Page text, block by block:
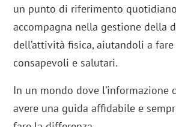
un punto di riferimento
accompagna nella gestione della
dell’attività fisica, aiutandoli a
consapevoli e salutari.
In un mondo dove l’informazione
avere una guida affidabile e